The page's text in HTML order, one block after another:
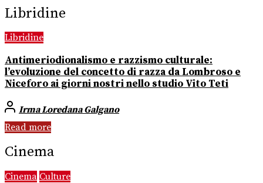
Libridine
Libridine
Antimeriodionalismo e razzismo culturale:
l’evoluzione del concetto di razza da Lombroso e
Niceforo ai giorni nostri nello studio Vito Teti
Irma Loredana Galgano
Read more
Cinema
Cinema Culture